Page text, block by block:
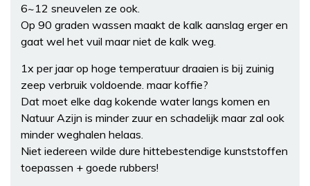
6~12 sneuvelen ze ook.
Op 90 graden wassen maakt de kalk aanslag erger en
gaat wel het vuil maar niet de kalk weg.
1x per jaar op hoge temperatuur draaien is bij zuinig
zeep verbruik voldoende. maar koffie?
Dat moet elke dag kokende water langs komen en
Natuur Azijn is minder zuur en schadelijk maar zal ook
minder weghalen helaas.
Niet iedereen wilde dure hittebestendige kunststoffen
toepassen + goede rubbers!